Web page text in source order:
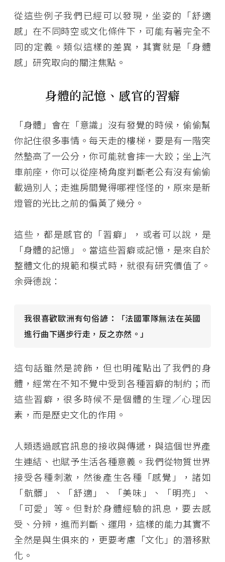
從這些例子我們已經可以發現，坐姿的「舒適
感」在不同時空或文化條件下，可能有著完全不
同的定義。類似這樣的差異，其實就是「身體
感」研究取向的關注焦點。
身體的記憶、感官的習癖
「身體」會在「意識」沒有發覺的時候，偷偷幫
你記住很多事情。每天走的樓梯，要是有一階突
然墊高了一公分，你可能就會摔一大跤；坐上汽
車前座，你可以從座椅角度判斷老公有沒有偷偷
載過別人；走進房間覺得哪裡怪怪的，原來是新
燈管的光比之前的偏黃了幾分。
這些，都是感官的「習癖」，或者可以說，是
「身體的記憶」。當這些習癖或記憶，是來自於
整體文化的規範和模式時，就很有研究價值了。
余舜德說：
我很喜歡歐洲有句俗諺：「法國軍隊無法在英國
進行曲下邁步行走，反之亦然。」
這句話雖然是誇飾，但也明確點出了我們的身
體，經常在不知不覺中受到各種習癖的制約；而
這些習癖，很多時候不是個體的生理／心理因
素，而是歷史文化的作用。
人類透過感官訊息的接收與傳遞，與這個世界產
生連結、也賦予生活各種意義。我們從物質世界
接受各種刺激，然後產生各種「感覺」，諸如
「骯髒」、「舒適」、「美味」、「明亮」、
「可愛」等。但對於身體經驗的訊息，要去感
受、分辨，進而判斷、運用，這樣的能力其實不
全然是與生俱來的，更要考慮「文化」的潛移默
化。